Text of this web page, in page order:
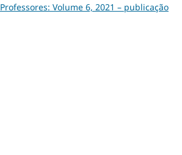
Volume 6, 2021 – publicação